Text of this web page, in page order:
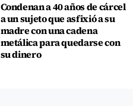
Condenan a 40 años de cárcel
a un sujeto que asfixió a su
madre con una cadena
metálica para quedarse con
su dinero